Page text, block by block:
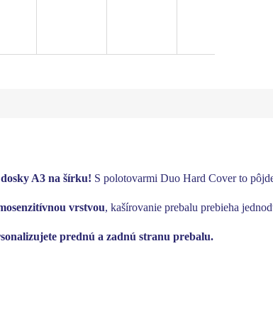
A3 na šírku! S polotovarmi Duo Hard Cover to
vrstvou, kašírovanie prebalu prebieha
prednú a zadnú stranu prebalu.